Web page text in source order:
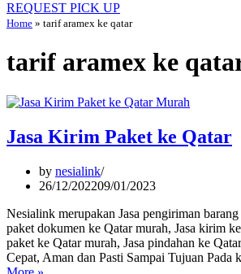
REQUEST PICK UP
Home » tarif aramex ke qatar
tarif aramex ke
Jasa Kirim Paket ke Qatar
by nesialink
26/12/202209/01/2023
Nesialink merupakan Jasa pengiriman
paket dokumen ke Qatar murah, Jasa kirim
paket ke Qatar murah, Jasa pindahan ke
Cepat, Aman dan Pasti Sampai Tujuan Pada